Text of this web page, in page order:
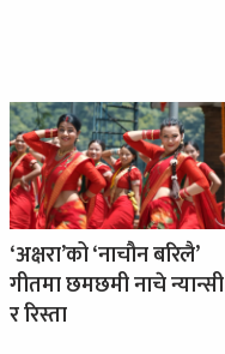
‘अक्षरा’को ‘नाचौन बरिलै’
गीतमा छमछमी नाचे न्यान्सी
र रिस्ता